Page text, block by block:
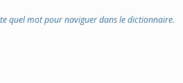
quel mot pour naviguer dans le dictionnaire.